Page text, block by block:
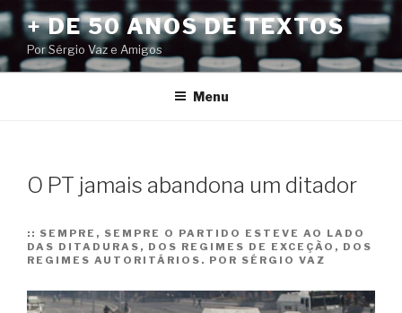
Pular
para
o
conteúdo
+ DE 50 ANOS DE TEXTOS
Por Sérgio Vaz e Amigos
Menu
O PT jamais abandona um ditador
:: SEMPRE, SEMPRE O PARTIDO ESTEVE AO LADO
DAS DITADURAS, DOS REGIMES DE EXCEÇÃO, DOS
REGIMES AUTORITÁRIOS. POR SÉRGIO VAZ